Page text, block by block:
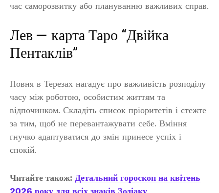
час саморозвитку або плануванню важливих справ.
Лев — карта Таро “Двійка
Пентаклів”
Повня в Терезах нагадує про важливість розподілу
часу між роботою, особистим життям та
відпочинком. Складіть список пріоритетів і стежте
за тим, щоб не перевантажувати себе. Вміння
гнучко адаптуватися до змін принесе успіх і
спокій.
Читайте також: Детальний гороскоп на квітень